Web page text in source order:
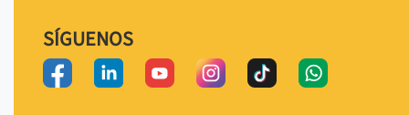
SÍGUENOS